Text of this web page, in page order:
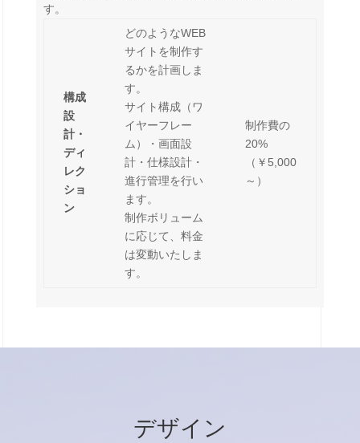
す。
構成
設
計・
ディ
レク
ショ
ン
どのようなWEB
サイトを制作す
るかを計画しま
す。
サイト構成（ワ
イヤーフレー
ム）・画面設
計・仕様設計・
進行管理を行い
ます。
制作ボリューム
に応じて、料金
は変動いたしま
す。
制作費の
20%
（￥5,000
～）
デザイン